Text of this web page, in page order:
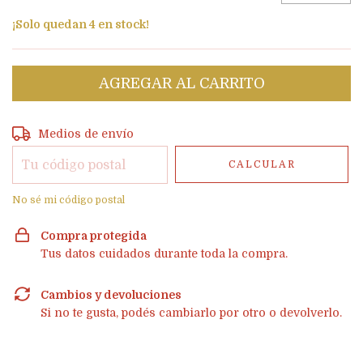
¡Solo quedan4 en stock!
Entregas para el CP:
Medios de envío
CALCULAR
No sé mi código postal
Compra protegida
Tus datos cuidados durante toda la compra.
Cambios y devoluciones
Si no te gusta, podés cambiarlo por otro o devolverlo.